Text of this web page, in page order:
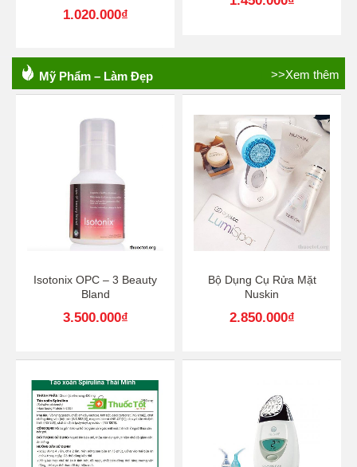
1.020.000₫
Mỹ Phẩm – Làm Đẹp >>Xem thêm
Isotonix OPC – 3 Beauty
Bland
3.500.000₫
Bộ Dụng Cụ Rửa Mặt
Nuskin
2.850.000₫